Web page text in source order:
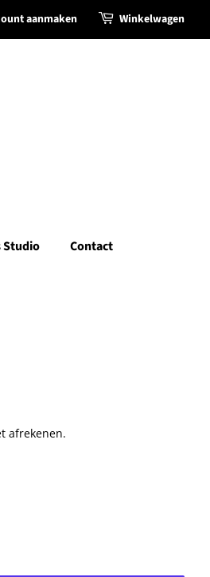
aanmaken Winkelwagen
Studio Contact
afrekenen.